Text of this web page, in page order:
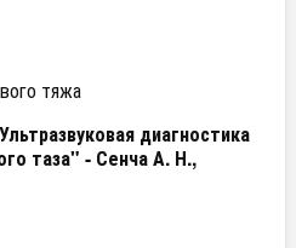
тяжа
диагностика
таза" - Сенча А. Н.,